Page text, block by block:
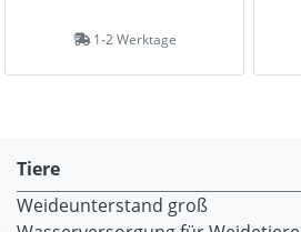
1-2 Werktage
Tiere
Weideunterstand groß